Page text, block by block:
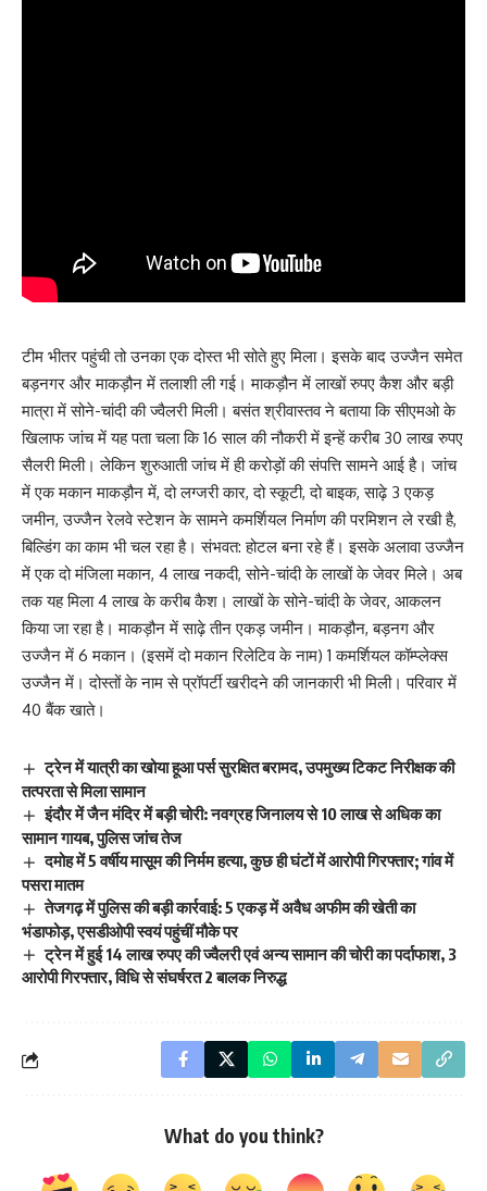
टीम भीतर पहुंची तो उनका एक दोस्त भी सोते हुए मिला। इसके बाद उज्जैन समेत
बड़नगर और माकड़ौन में तलाशी ली गई। माकड़ौन में लाखों रुपए कैश और बड़ी
मात्रा में सोने-चांदी की ज्वैलरी मिली। बसंत श्रीवास्तव ने बताया कि सीएमओ के
खिलाफ जांच में यह पता चला कि 16 साल की नौकरी में इन्हें करीब 30 लाख रुपए
सैलरी मिली। लेकिन शुरुआती जांच में ही करोड़ों की संपत्ति सामने आई है। जांच
में एक मकान माकड़ौन में, दो लग्जरी कार, दो स्कूटी, दो बाइक, साढ़े 3 एकड़
जमीन, उज्जैन रेलवे स्टेशन के सामने कमर्शियल निर्माण की परमिशन ले रखी है,
बिल्डिंग का काम भी चल रहा है। संभवत: होटल बना रहे हैं। इसके अलावा उज्जैन
में एक दो मंजिला मकान, 4 लाख नकदी, सोने-चांदी के लाखों के जेवर मिले। अब
तक यह मिला 4 लाख के करीब कैश। लाखों के सोने-चांदी के जेवर, आकलन
किया जा रहा है। माकड़ौन में साढ़े तीन एकड़ जमीन। माकड़ौन, बड़नग और
उज्जैन में 6 मकान। (इसमें दो मकान रिलेटिव के नाम) 1 कमर्शियल कॉम्प्लेक्स
उज्जैन में। दोस्तों के नाम से प्रॉपर्टी खरीदने की जानकारी भी मिली। परिवार में
40 बैंक खाते।
ट्रेन में यात्री का खोया हूआ पर्स सुरक्षित बरामद, उपमुख्य टिकट निरीक्षक की
तत्परता से मिला सामान
इंदौर में जैन मंदिर में बड़ी चोरी: नवग्रह जिनालय से 10 लाख से अधिक का
सामान गायब, पुलिस जांच तेज
दमोह में 5 वर्षीय मासूम की निर्मम हत्या, कुछ ही घंटों में आरोपी गिरफ्तार; गांव में
पसरा मातम
तेजगढ़ में पुलिस की बड़ी कार्रवाई: 5 एकड़ में अवैध अफीम की खेती का
भंडाफोड़, एसडीओपी स्वयं पहुंचीं मौके पर
ट्रेन में हुई 14 लाख रुपए की ज्वैलरी एवं अन्य सामान की चोरी का पर्दाफाश, 3
आरोपी गिरफ्तार, विधि से संघर्षरत 2 बालक निरुद्ध
What do you think?